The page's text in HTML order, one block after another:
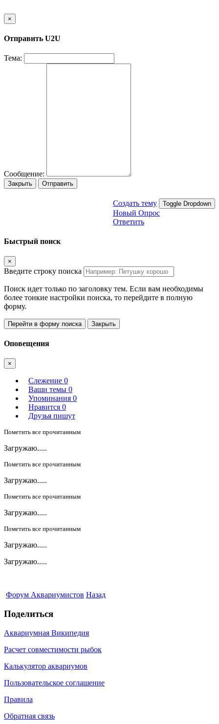
×
Отправить U2U
Тема:
Сообщение:
Закрыть Отправить
Создать тему Toggle Dropdown
Новый Опрос
Ответить
Быстрый поиск
×
Введите строку поиска
Поиск идет только по заголовку тем. Если вам необходимы
более тонкие настройки поиска, то перейдите в полную
форму.
Перейти в форму поиска Закрыть
Оповещения
×
Слежение 0
Ваши темы 0
Упоминания 0
Нравится 0
Друзья пишут
Пометить все прочитанным
Загружаю.....
Пометить все прочитанным
Загружаю.....
Пометить все прочитанным
Загружаю.....
Пометить все прочитанным
Загружаю.....
Загружаю.....
Форум Аквариумистов Назад
Поделиться
Аквариумная Википедия
Расчет совместимости рыбок
Калькулятор аквариумов
Пользовательское соглашение
Правила
Обратная связь